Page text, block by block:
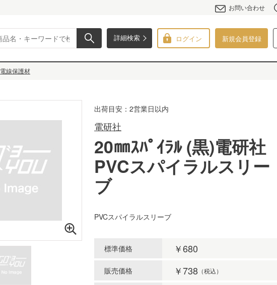
お問い合わせ
詳細検索 ログイン 新規会員登録
電線保護材
出荷目安：2営業日以内
電研社
20㎜ｽﾊﾟｲﾗﾙ (黒)電研社
PVCスパイラルスリー
ブ
PVCスパイラルスリーブ
標準価格 ￥680
販売価格 ￥738 （税込）